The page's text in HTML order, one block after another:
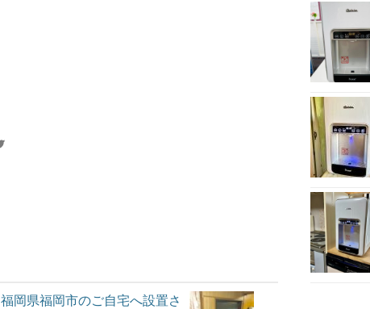
福岡県福岡市のご自宅へ設置さ